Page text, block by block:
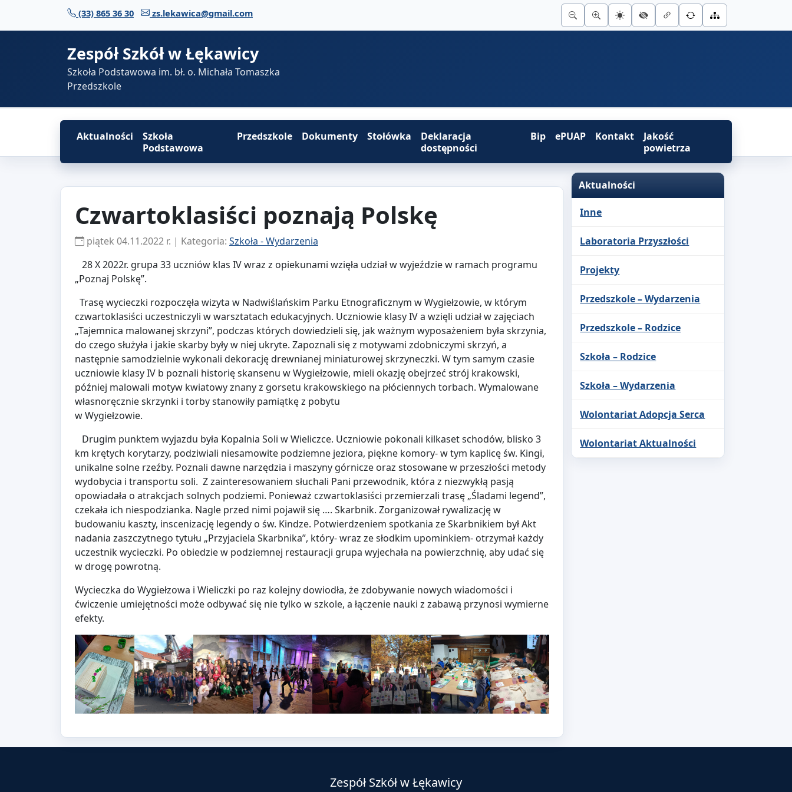
Przejdź do treści (33) 865 36 30 zs.lekawica@gmail.com
Zespół Szkół w Łękawicy
Szkoła Podstawowa im. bł. o. Michała Tomaszka
Przedszkole
Aktualności
Szkoła
Podstawowa
Przedszkole Dokumenty Stołówka
Deklaracja
dostępności
Bip ePUAP Kontakt
Jakość
powietrza
Czwartoklasiści poznają Polskę
piątek 04.11.2022 r. | Kategoria: Szkoła - Wydarzenia
28 X 2022r. grupa 33 uczniów klas IV wraz z opiekunami wzięła udział w wyjeździe w ramach programu
„Poznaj Polskę”.
Trasę wycieczki rozpoczęła wizyta w Nadwiślańskim Parku Etnograficznym w Wygiełzowie, w którym
czwartoklasiści uczestniczyli w warsztatach edukacyjnych. Uczniowie klasy IV a wzięli udział w zajęciach
„Tajemnica malowanej skrzyni”, podczas których dowiedzieli się, jak ważnym wyposażeniem była skrzynia,
do czego służyła i jakie skarby były w niej ukryte. Zapoznali się z motywami zdobniczymi skrzyń, a
następnie samodzielnie wykonali dekorację drewnianej miniaturowej skrzyneczki. W tym samym czasie
uczniowie klasy IV b poznali historię skansenu w Wygiełzowie, mieli okazję obejrzeć strój krakowski,
później malowali motyw kwiatowy znany z gorsetu krakowskiego na płóciennych torbach. Wymalowane
własnoręcznie skrzynki i torby stanowiły pamiątkę z pobytu
w Wygiełzowie.
Drugim punktem wyjazdu była Kopalnia Soli w Wieliczce. Uczniowie pokonali kilkaset schodów, blisko 3
km krętych korytarzy, podziwiali niesamowite podziemne jeziora, piękne komory- w tym kaplicę św. Kingi,
unikalne solne rzeźby. Poznali dawne narzędzia i maszyny górnicze oraz stosowane w przeszłości metody
wydobycia i transportu soli. Z zainteresowaniem słuchali Pani przewodnik, która z niezwykłą pasją
opowiadała o atrakcjach solnych podziemi. Ponieważ czwartoklasiści przemierzali trasę „Śladami legend”,
czekała ich niespodzianka. Nagle przed nimi pojawił się …. Skarbnik. Zorganizował rywalizację w
budowaniu kaszty, inscenizację legendy o św. Kindze. Potwierdzeniem spotkania ze Skarbnikiem był Akt
nadania zaszczytnego tytułu „Przyjaciela Skarbnika”, który- wraz ze słodkim upominkiem- otrzymał każdy
uczestnik wycieczki. Po obiedzie w podziemnej restauracji grupa wyjechała na powierzchnię, aby udać się
w drogę powrotną.
Wycieczka do Wygiełzowa i Wieliczki po raz kolejny dowiodła, że zdobywanie nowych wiadomości i
ćwiczenie umiejętności może odbywać się nie tylko w szkole, a łączenie nauki z zabawą przynosi wymierne
efekty.
Aktualności
Inne
Laboratoria Przyszłości
Projekty
Przedszkole – Wydarzenia
Przedszkole – Rodzice
Szkoła – Rodzice
Szkoła – Wydarzenia
Wolontariat Adopcja Serca
Wolontariat Aktualności
Zespół Szkół w Łękawicy